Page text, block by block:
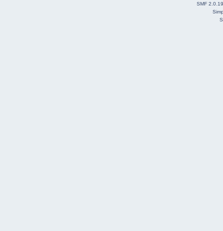
SMF 2.0.19